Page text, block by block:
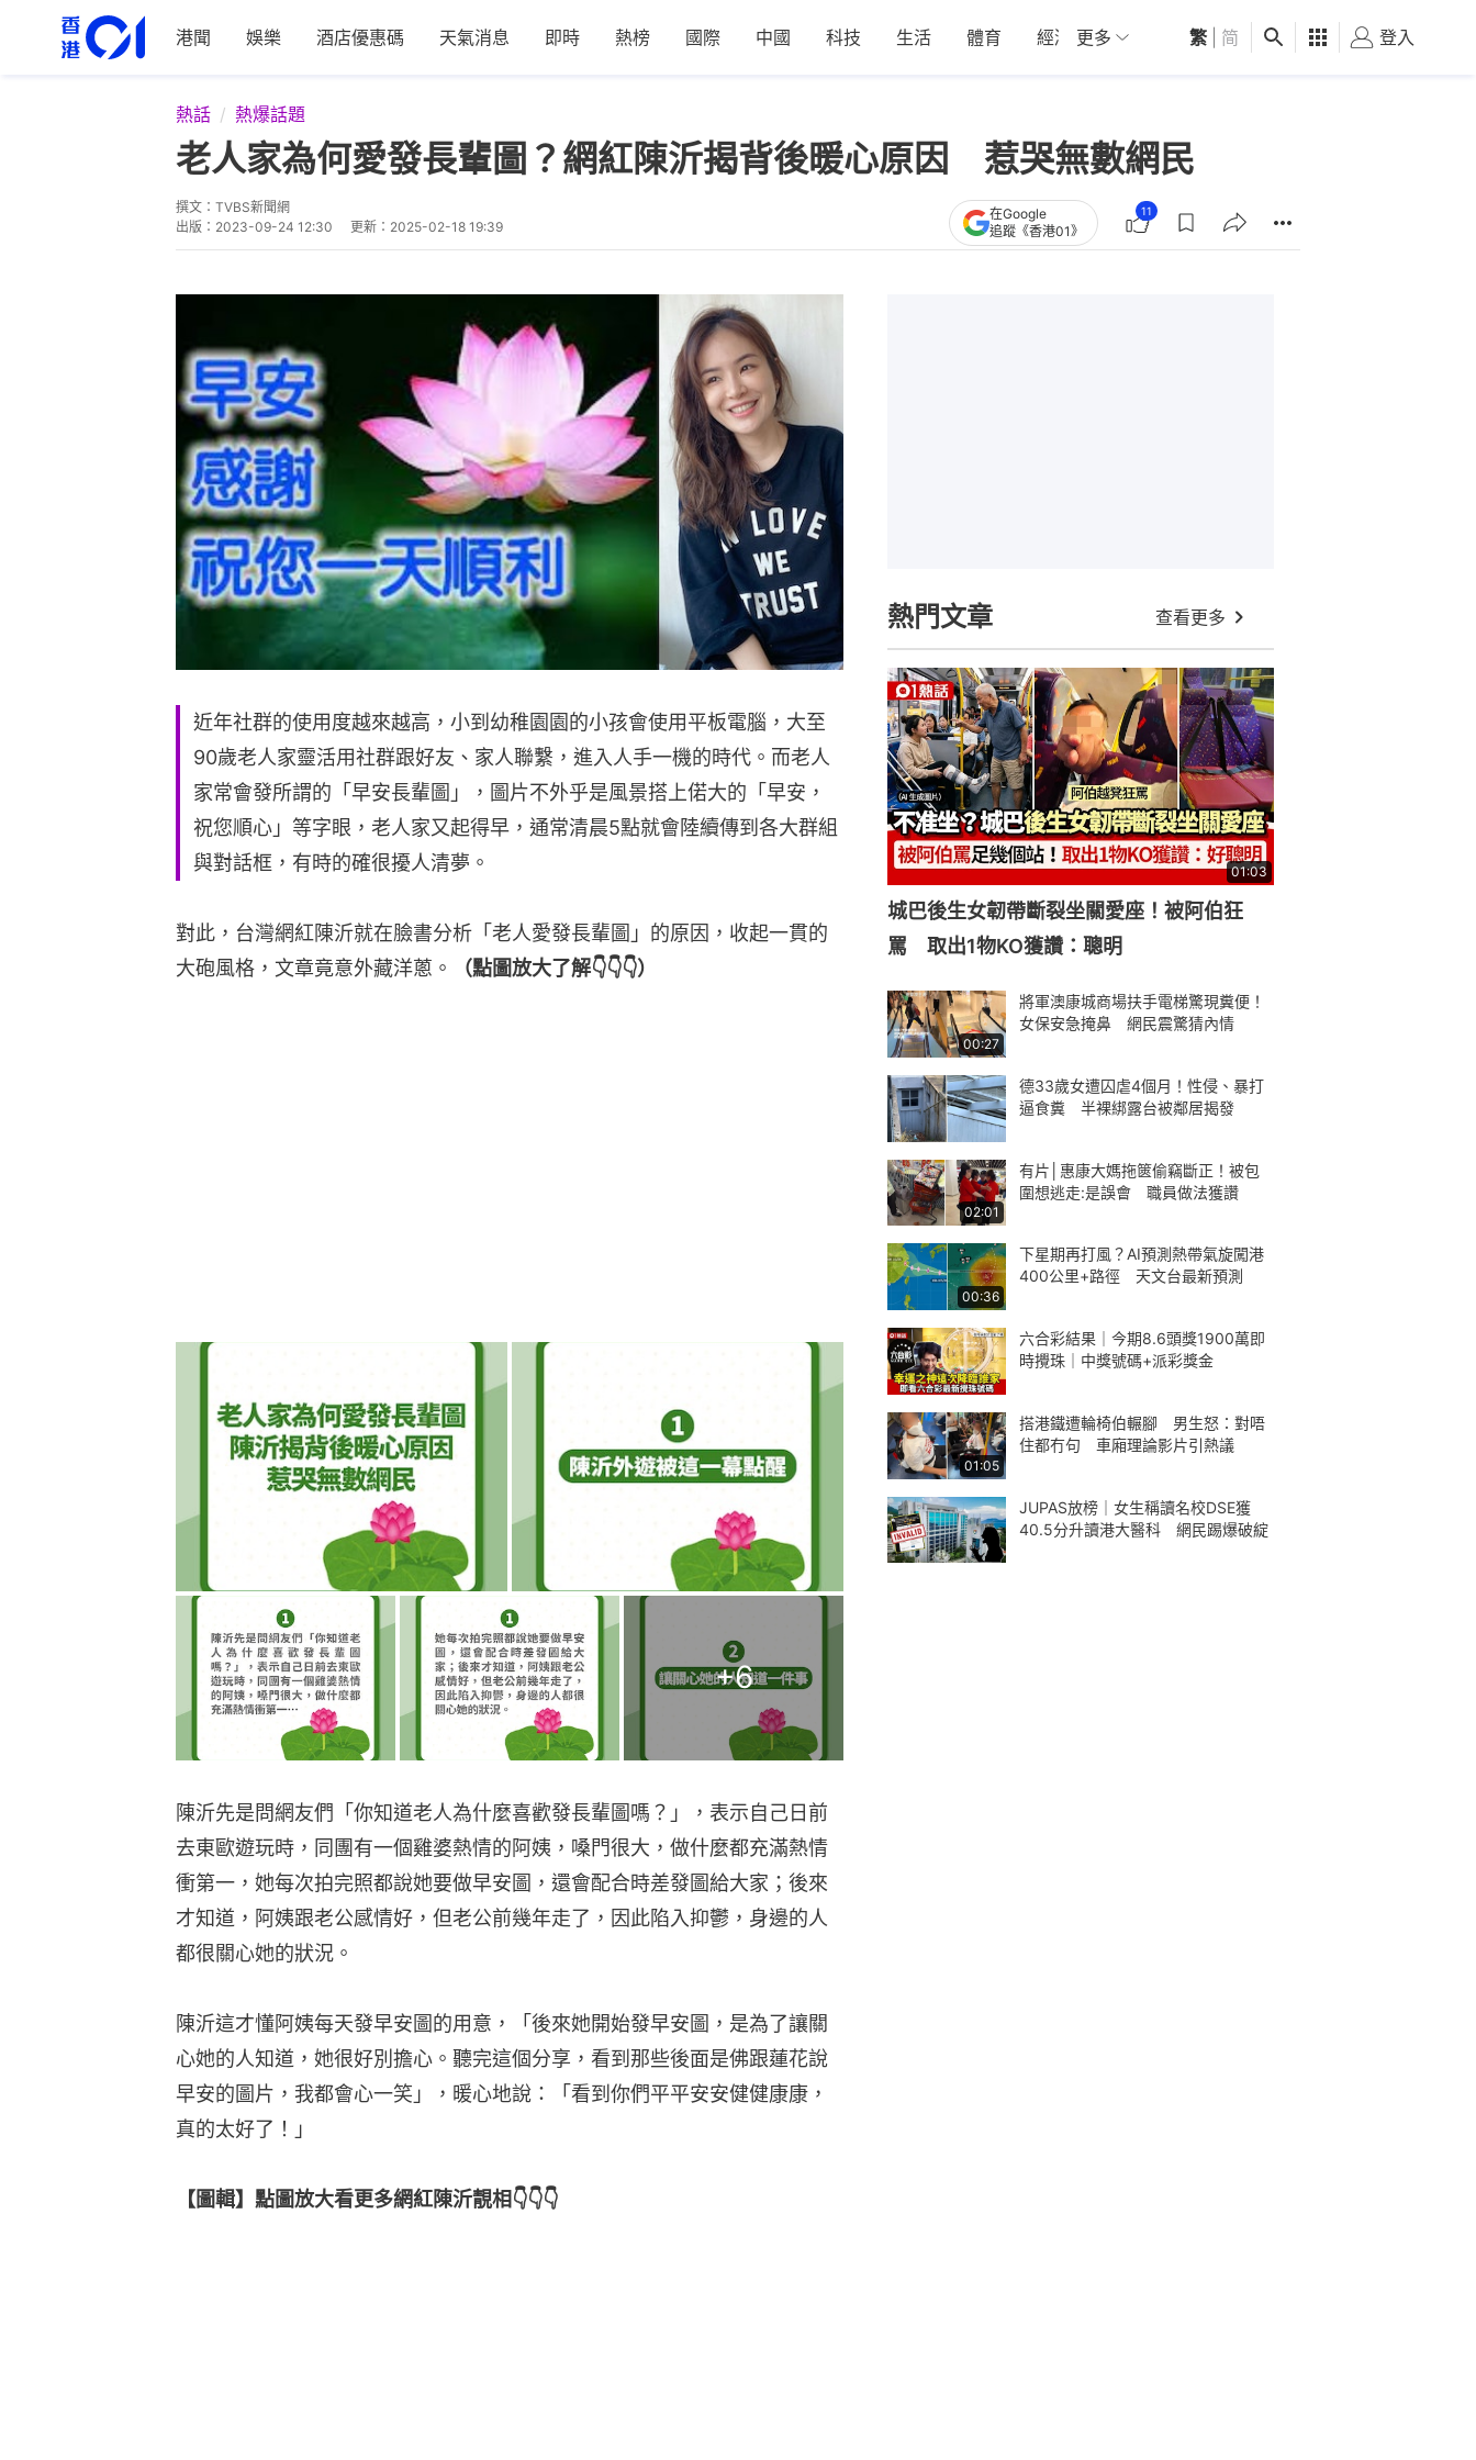
港聞 娛樂 酒店優惠碼 天氣消息 即時 熱榜 國際 中國 科技 生活 體育 經濟 01深圳 觀點 健康 好食玩飛
更多 繁 简 登入
熱話 熱爆話題
老人家為何愛發長輩圖？網紅陳沂揭背後暖心原因 惹哭無數網民
撰文： TVBS新聞網
出版： 2023-09-24 12:30 更新： 2025-02-18 19:39
在Google
追蹤《香港01》
11
近年社群的使用度越來越高，小到幼稚園園的小孩會使用平板電腦，大至
90歲老人家靈活用社群跟好友、家人聯繫，進入人手一機的時代。而老人
家常會發所謂的「早安長輩圖」，圖片不外乎是風景搭上偌大的「早安，
祝您順心」等字眼，老人家又起得早，通常清晨5點就會陸續傳到各大群組
與對話框，有時的確很擾人清夢。
對此，台灣網紅陳沂就在臉書分析「老人愛發長輩圖」的原因，收起一貫的
大砲風格，文章竟意外藏洋蔥。
（點圖放大了解👇👇👇）
+6
陳沂先是問網友們「你知道老人為什麼喜歡發長輩圖嗎？」，表示自己日前
去東歐遊玩時，同團有一個雞婆熱情的阿姨，嗓門很大，做什麼都充滿熱情
衝第一，她每次拍完照都說她要做早安圖，還會配合時差發圖給大家；後來
才知道，阿姨跟老公感情好，但老公前幾年走了，因此陷入抑鬱，身邊的人
都很關心她的狀況。
陳沂這才懂阿姨每天發早安圖的用意，「後來她開始發早安圖，是為了讓關
心她的人知道，她很好別擔心。聽完這個分享，看到那些後面是佛跟蓮花說
早安的圖片，我都會心一笑」，暖心地說：「看到你們平平安安健健康康，
真的太好了！」
【圖輯】點圖放大看更多網紅陳沂靚相👇👇👇
熱門文章 查看更多
01:03
城巴後生女韌帶斷裂坐關愛座！被阿伯狂
罵 取出1物KO獲讚：聰明
00:27
將軍澳康城商場扶手電梯驚現糞便！
女保安急掩鼻 網民震驚猜內情
德33歲女遭囚虐4個月！性侵、暴打
逼食糞 半裸綁露台被鄰居揭發
02:01
有片│惠康大媽拖篋偷竊斷正！被包
圍想逃走:是誤會 職員做法獲讚
00:36
下星期再打風？AI預測熱帶氣旋闖港
400公里+路徑 天文台最新預測
六合彩結果｜今期8.6頭獎1900萬即
時攪珠｜中獎號碼+派彩獎金
01:05
搭港鐵遭輪椅伯輾腳 男生怒：對唔
住都冇句 車廂理論影片引熱議
JUPAS放榜｜女生稱讀名校DSE獲
40.5分升讀港大醫科 網民踢爆破綻